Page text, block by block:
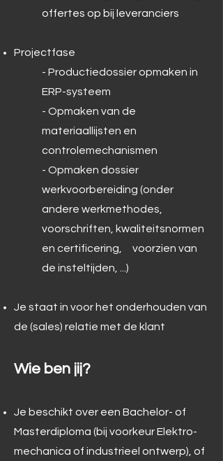
offertes op bij leveranciers
Projectfase
- Productiedossier opmaken in
ERP-systeem​
- Opmaken van de
materiaallijsten en
controlemechanismen
- Opmaken dossier
werkvoorbereiding (onder
andere werkmethodes,
voorschriften, kwaliteitsnormen
en certificering, voorzien van
de insteltijden, ...)
Je staat in voor het onderhouden van
de (sales) relatie met de klant
Wie ben jij?
Je beschikt over een Bachelor- of
Masterdiploma (bij voorkeur Elektro-
mechanica of industrieel ontwerp), of